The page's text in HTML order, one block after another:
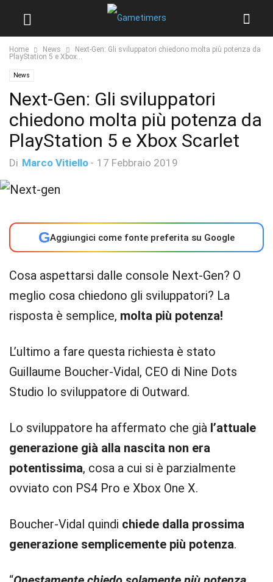
Home News
Next-Gen: Gli sviluppatori chiedono molta più potenza da
PlayStation 5 e Xbox...
News
Next-Gen: Gli sviluppatori
chiedono molta più potenza da
PlayStation 5 e Xbox Scarlet
Di Marco Vitiello - 17 Febbraio 2019
GAggiungici come fonte preferita su Google
Cosa aspettarsi dalle console Next-Gen? O
meglio cosa chiedono gli sviluppatori? La
risposta è semplice, molta più potenza!
L’ultimo a fare questa richiesta è stato
Guillaume Boucher-Vidal, CEO di Nine Dots
Studio lo sviluppatore di Outward.
Lo sviluppatore ha affermato che già l’attuale
generazione già alla nascita non era
potentissima, cosa a cui si è parzialmente
ovviato con PS4 Pro e Xbox One X.
Boucher-Vidal quindi chiede dalla prossima
generazione semplicemente più potenza.